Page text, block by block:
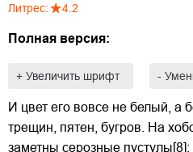
Литрес: 4.2
Полная версия:
+ Увеличить шрифт -
И цвет его вовсе не белый, а
трещин, пятен, бугров. На
заметны серозные пустулы[8];